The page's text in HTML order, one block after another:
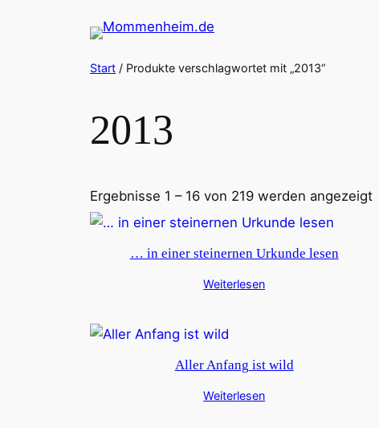
Start / Produkte verschlagwortet mit „2013“
2013
Ergebnisse 1 – 16 von 219 werden angezeigt
… in einer steinernen Urkunde lesen
Weiterlesen
Aller Anfang ist wild
Weiterlesen